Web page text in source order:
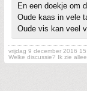
En een doekje om
Oude kaas in vele
Oude vis kan veel
vrijdag 9 december 2016
Welke discussie? Ik zie